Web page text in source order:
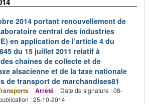
2014 portant renouvellement de
central des industries
en application de l’article 4 du
du 15 juillet 2011 relatif à
chaînes de collecte et de
alsacienne et de la taxe nationale
de transport de marchandises81
Arrêté
Date de signature : 08-
: 25-10-2014